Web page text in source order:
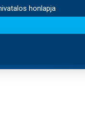
honlapja